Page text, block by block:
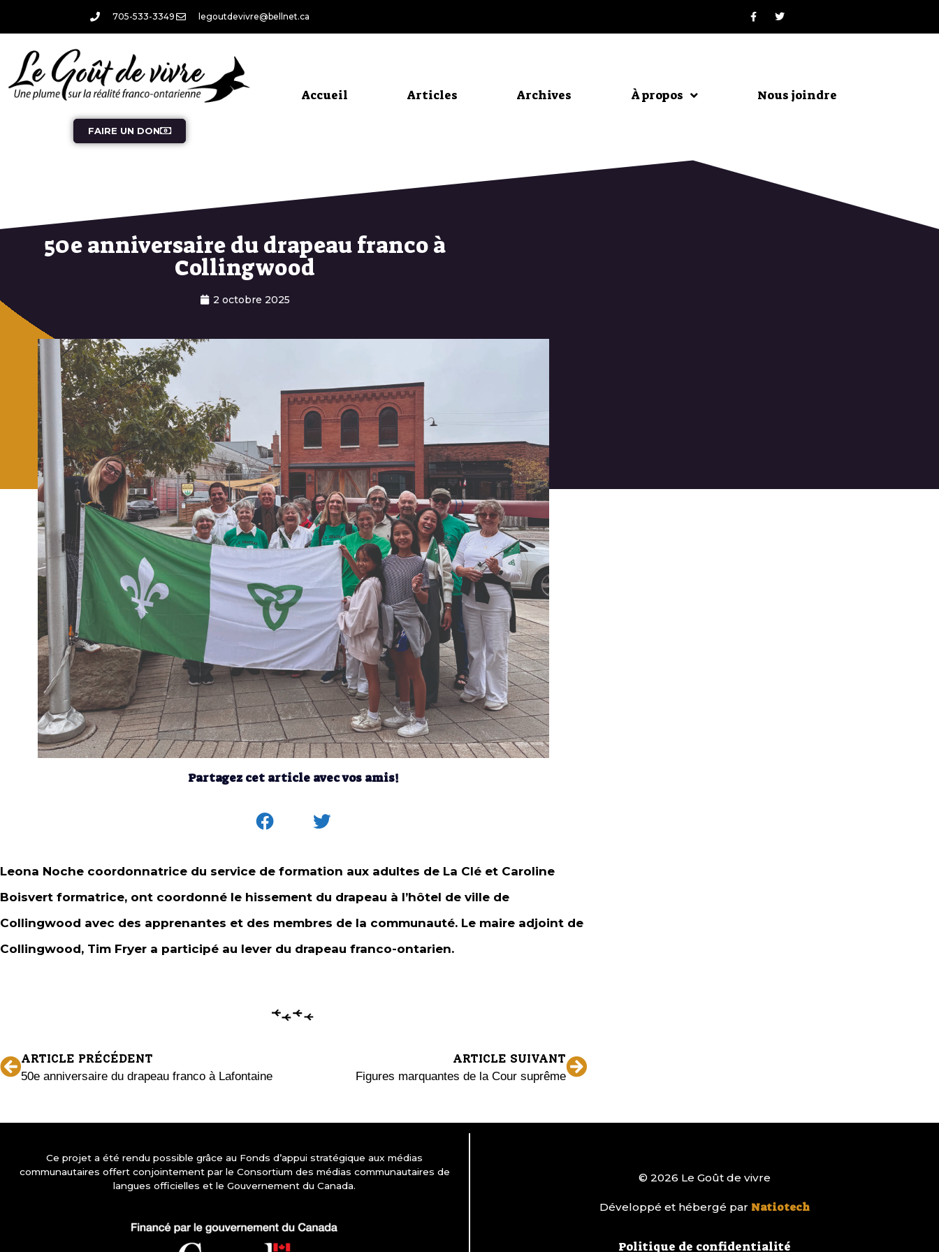
705-533-3349 legoutdevivre@bellnet.ca
FAIRE UN DON
Accueil Articles Archives À propos Nous joindre
50e anniversaire du drapeau franco à
Collingwood
2 octobre 2025
Partagez cet article avec vos amis!
Leona Noche coordonnatrice du service de formation aux adultes de La Clé et Caroline
Boisvert formatrice, ont coordonné le hissement du drapeau à l’hôtel de ville de
Collingwood avec des apprenantes et des membres de la communauté. Le maire adjoint de
Collingwood, Tim Fryer a participé au lever du drapeau franco-ontarien.
ARTICLE PRÉCÉDENT
50e anniversaire du drapeau franco à Lafontaine
ARTICLE SUIVANT
Figures marquantes de la Cour suprême
Ce projet a été rendu possible grâce au Fonds d’appui stratégique aux médias
communautaires offert conjointement par le Consortium des médias communautaires de
langues officielles et le Gouvernement du Canada.
© 2026 Le Goût de vivre
Développé et hébergé par Natiotech
Politique de confidentialité